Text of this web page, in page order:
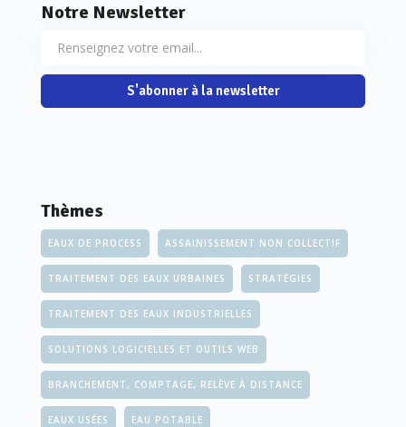
Notre Newsletter
S'abonner à la newsletter
Thèmes
EAUX DE PROCESS ASSAINISSEMENT NON COLLECTIF
TRAITEMENT DES EAUX URBAINES STRATÉGIES
TRAITEMENT DES EAUX INDUSTRIELLES
SOLUTIONS LOGICIELLES ET OUTILS WEB
BRANCHEMENT, COMPTAGE, RELÈVE À DISTANCE
EAUX USÉES EAU POTABLE